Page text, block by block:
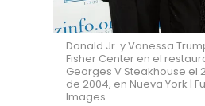
Donald Jr. y Vanessa
Fisher Center en el
Georges V Steakhouse el
de 2004, en Nueva York |
Images